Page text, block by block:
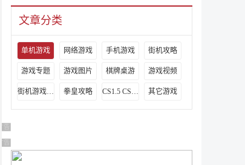
文章分类
单机游戏 网络游戏 手机游戏 街机攻略
游戏专题 游戏图片 棋牌桌游 游戏视频
街机游戏出招表 拳皇攻略 CS1.5 CS1.6攻略 其它游戏
广告 商业广告，理性选择
广告 商业广告，理性选择